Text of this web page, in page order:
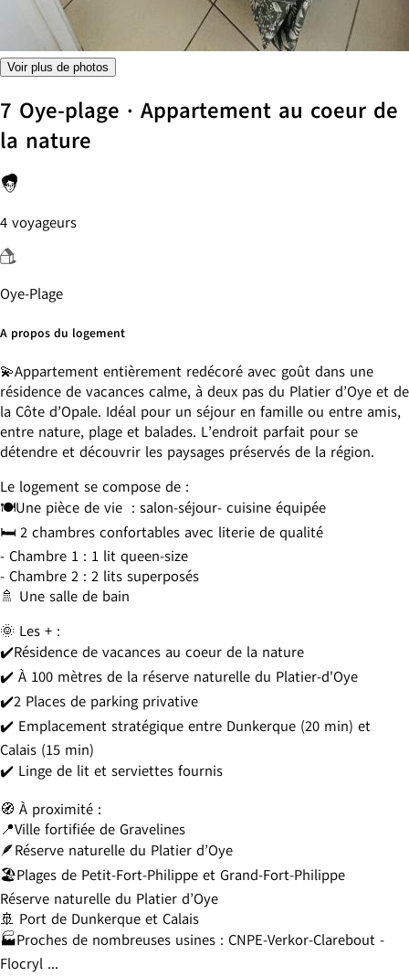
Voir plus de photos
7 Oye-plage · Appartement au coeur de
la nature
4 voyageurs
Oye-Plage
A propos du logement
💫Appartement entièrement redécoré avec goût dans une
résidence de vacances calme, à deux pas du Platier d’Oye et de
la Côte d’Opale. Idéal pour un séjour en famille ou entre amis,
entre nature, plage et balades. L’endroit parfait pour se
détendre et découvrir les paysages préservés de la région.
Le logement se compose de :
🍽️Une pièce de vie : salon-séjour- cuisine équipée
🛏 2 chambres confortables avec literie de qualité
- Chambre 1 : 1 lit queen-size
- Chambre 2 : 2 lits superposés
🚿 Une salle de bain
🌞 Les + :
✔️Résidence de vacances au coeur de la nature
✔️ À 100 mètres de la réserve naturelle du Platier-d'Oye
✔️2 Places de parking privative
✔️ Emplacement stratégique entre Dunkerque (20 min) et
Calais (15 min)
✔️ Linge de lit et serviettes fournis
🧭 À proximité :
📍Ville fortifiée de Gravelines
🪶Réserve naturelle du Platier d’Oye
🏖️Plages de Petit-Fort-Philippe et Grand-Fort-Philippe
Réserve naturelle du Platier d’Oye
🚢 Port de Dunkerque et Calais
🏭Proches de nombreuses usines : CNPE-Verkor-Clarebout -
Flocryl ...